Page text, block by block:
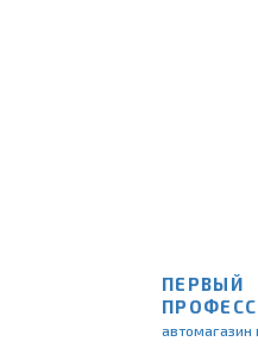
ПЕРВЫЙ
автомагазин